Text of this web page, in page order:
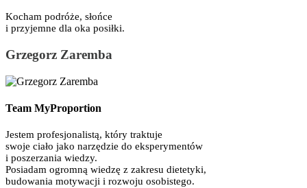
Kocham podróże, słońce
i przyjemne dla oka posiłki.
Grzegorz Zaremba
Team MyProportion
Jestem profesjonalistą, który traktuje
swoje ciało jako narzędzie do eksperymentów
i poszerzania wiedzy.
Posiadam ogromną wiedzę z zakresu dietetyki,
budowania motywacji i rozwoju osobistego.